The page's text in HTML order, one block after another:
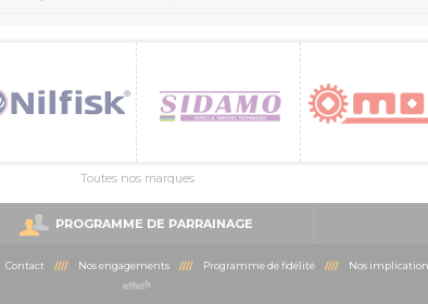
Toutes nos marques
PROGRAMME DE PARRAINAGE
Contact //// Nos engagements//// Programme de fidélité//// Nos